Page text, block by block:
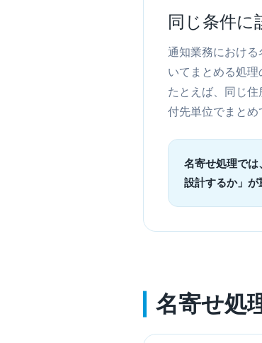
同じ条件に
通知業務におけ
いてまとめる処理
たとえば、同じ
付先単位でまとめ
名寄せ処理では
設計するか」が
名寄せ処